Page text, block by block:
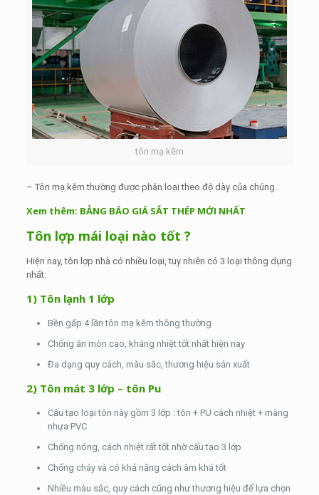
tôn mạ kẽm
– Tôn mạ kẽm thường được phân loại theo độ dày của chúng.
Xem thêm: BẢNG BÁO GIÁ SẮT THÉP MỚI NHẤT
Tôn lợp mái loại nào tốt ?
Hiện nay, tôn lợp nhà có nhiều loại, tuy nhiên có 3 loại thông dụng
nhất:
1) Tôn lạnh 1 lớp
Bền gấp 4 lần tôn mạ kẽm thông thường
Chống ăn mòn cao, kháng nhiệt tốt nhất hiện nay
Đa dạng quy cách, màu sắc, thương hiệu sản xuất
2) Tôn mát 3 lớp – tôn Pu
Cấu tạo loại tôn này gồm 3 lớp : tôn + PU cách nhiệt + màng
nhựa PVC
Chống nóng, cách nhiệt rất tốt nhờ cấu tạo 3 lớp
Chống cháy và có khả năng cách âm khá tốt
Nhiều màu sắc, quy cách cũng như thương hiệu để lựa chọn